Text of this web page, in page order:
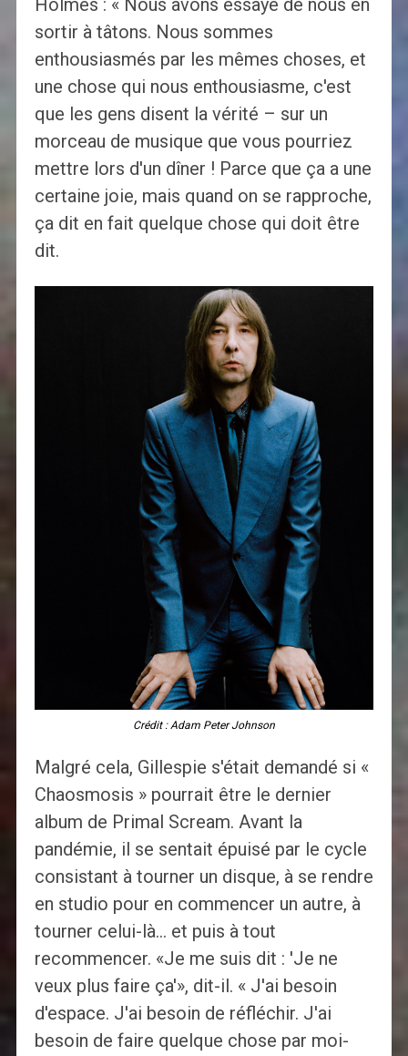
Holmes : « Nous avons essayé de nous en
sortir à tâtons. Nous sommes
enthousiasmés par les mêmes choses, et
une chose qui nous enthousiasme, c'est
que les gens disent la vérité – sur un
morceau de musique que vous pourriez
mettre lors d'un dîner ! Parce que ça a une
certaine joie, mais quand on se rapproche,
ça dit en fait quelque chose qui doit être
dit.
Crédit : Adam Peter Johnson
Malgré cela, Gillespie s'était demandé si «
Chaosmosis » pourrait être le dernier
album de Primal Scream. Avant la
pandémie, il se sentait épuisé par le cycle
consistant à tourner un disque, à se rendre
en studio pour en commencer un autre, à
tourner celui-là… et puis à tout
recommencer. «Je me suis dit : 'Je ne
veux plus faire ça'», dit-il. « J'ai besoin
d'espace. J'ai besoin de réfléchir. J'ai
besoin de faire quelque chose par moi-